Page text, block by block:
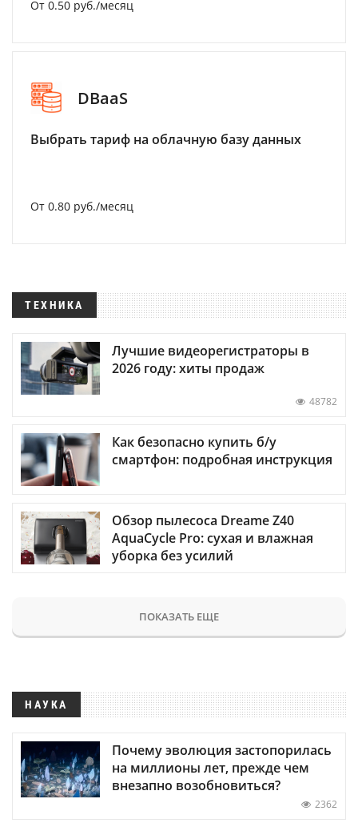
От 0.50 руб./месяц
DBaaS
Выбрать тариф на облачную базу данных
От 0.80 руб./месяц
ТЕХНИКА
Лучшие видеорегистраторы в
2026 году: хиты продаж
48782
Как безопасно купить б/у
смартфон: подробная инструкция
Обзор пылесоса Dreame Z40
AquaCycle Pro: сухая и влажная
уборка без усилий
ПОКАЗАТЬ ЕЩЕ
НАУКА
Почему эволюция застопорилась
на миллионы лет, прежде чем
внезапно возобновиться?
2362